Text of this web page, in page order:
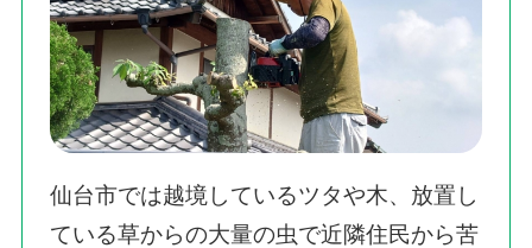
仙台市では越境しているツタや木、放置し
ている草からの大量の虫で近隣住民から苦